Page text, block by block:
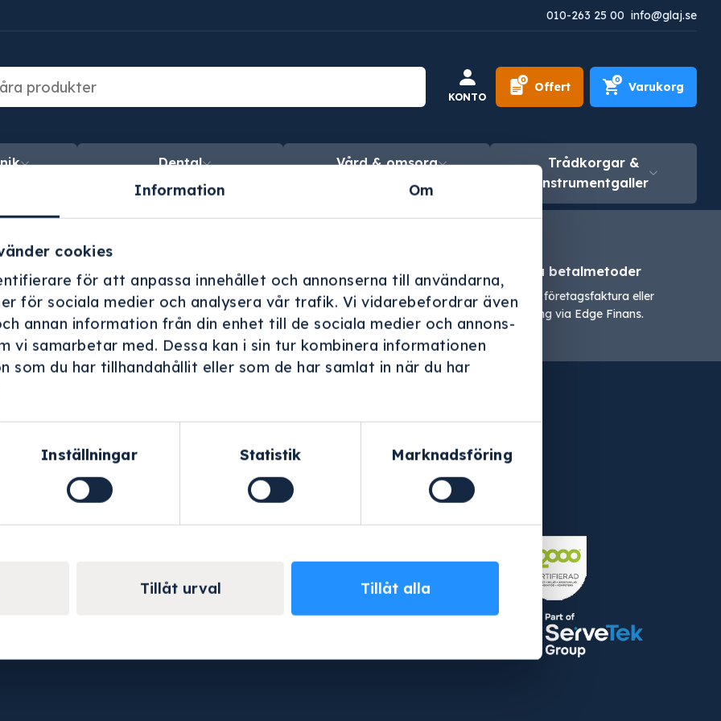
Information Om
cookies
för att anpassa innehållet och annonserna till användarna,
för sociala medier och analysera vår trafik. Vi vidarebefordrar även
annan information från din enhet till de sociala medier och annons-
vi samarbetar med. Dessa kan i sin tur kombinera informationen
som du har tillhandahållit eller som de har samlat in när du har
Inställningar Statistik Marknadsföring
Tillåt urval Tillåt alla
010-263 25 00 info@glaj.se
KONTO
0
Offert
0
Varukorg
Dental Vård & omsorg
Trådkorgar &
instrumentgaller
& bred erfarenhet
i renhetens tjänst sedan
Personlig service
Vi hjälper er med inköp och installation.
Flexibla betalmetoder
Vi erbjuder företagsfaktura eller
finansering via Edge Finans.
Om oss
Om oss
Övrigt
Kundportal
Fraktpolicy
Retur- & återbetalning
Cookies
Följ oss